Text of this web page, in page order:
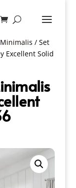
/ Set
Excellent Solid